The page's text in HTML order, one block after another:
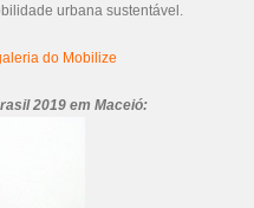
urbana sustentável.
do Mobilize
2019 em Maceió: